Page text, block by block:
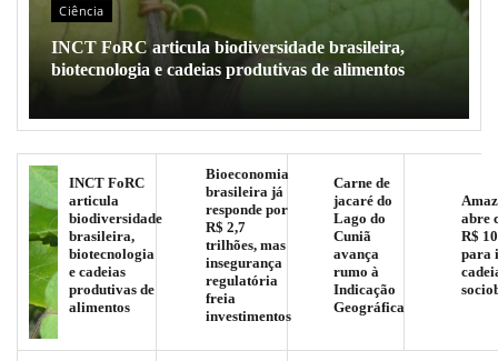
Ciência
INCT FoRC articula biodiversidade brasileira,
biotecnologia e cadeias produtivas de alimentos
INCT FoRC
articula
biodiversidade
brasileira,
biotecnologia
e cadeias
produtivas de
alimentos
Bioeconomia
brasileira já
responde por
R$ 2,7
trilhões, mas
insegurança
regulatória
freia
investimentos
Carne de
jacaré do
Lago do
Cuniã
avança
rumo à
Indicação
Geográfica
abre
R$
para